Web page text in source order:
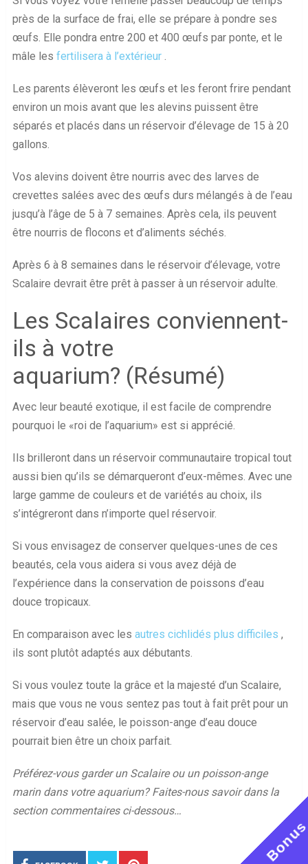
près de la surface de frai, elle se prépare à pondre ses
œufs. Elle pondra entre 200 et 400 œufs par ponte, et le
mâle les fertilisera à l’extérieur.
Les parents élèveront les œufs et les feront frire pendant
environ un mois avant que les alevins puissent être
séparés et placés dans un réservoir d’élevage de 15 à 20
gallons.
Vos alevins doivent être nourris avec des larves de
crevettes salées avec des œufs durs mélangés à de l’eau
jusqu’à l’âge de 5 à 7 semaines. Après cela, ils peuvent
être nourris de flocons et d’aliments séchés.
Après 6 à 8 semaines dans le réservoir d’élevage, votre
Scalaire devrait être prêt à passer à un réservoir adulte.
Les Scalaires conviennent-
ils à votre
aquarium? (Résumé)
Avec leur beauté exotique, il est facile de comprendre
pourquoi le «roi de l’aquarium» est si apprécié.
Ils brilleront dans un réservoir communautaire tropical tout
aussi bien qu’ils se démarqueront d’eux-mêmes. Avec une
large gamme de couleurs et de variétés au choix, ils
s’intégreront dans n’importe quel réservoir.
Si vous envisagez de conserver quelques-unes de ces
beautés, cela vous aidera si vous avez déjà de
l’expérience dans la conservation de poissons d’eau
douce tropicaux.
En comparaison avec les autres cichlidés plus difficiles ,
ils sont plutôt adaptés aux débutants.
Si vous voulez toute la grâce et la majesté d’un Scalaire,
mais que vous ne vous sentez pas tout à fait prêt pour un
réservoir d’eau salée, le poisson-ange d’eau douce
pourrait bien être un choix parfait.
Préférez-vous garder un Scalaire ou un poisson-ange
marin dans votre aquarium? Faites-nous savoir dans la
section commentaires ci-dessous…